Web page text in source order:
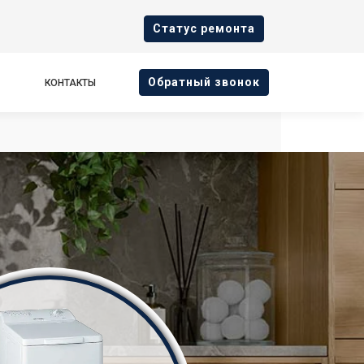
Cтатус ремонта
КОНТАКТЫ Oбратный звонок